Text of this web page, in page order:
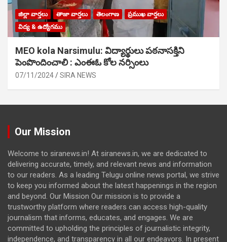
జిల్లా వార్తలు తాజా వార్తలు తెలంగాణ
ప్రముఖ వార్తలు
విద్య & ఉద్యోగము
MEO kola Narsimulu: విద్యార్థులు పఠ‌నాసక్తిని
పెంపొందించాలి : ఎంఈఓ కోల నర్సింలు
07/11/2024 SIRA NEWS
Our Mission
Welcome to siranews.in! At siranews.in, we are dedicated to
delivering accurate, timely, and relevant news and information
to our readers. As a leading Telugu online news portal, we strive
to keep you informed about the latest happenings in the region
and beyond. Our Mission Our mission is to provide a
trustworthy platform where readers can access high-quality
journalism that informs, educates, and engages. We are
committed to upholding the principles of journalistic integrity,
independence, and transparency in all our endeavors. In present